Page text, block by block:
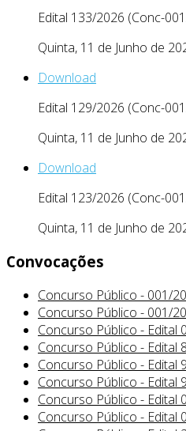
Edital 133/2026 (Conc-
Quinta, 11 de Junho de
Download
Edital 129/2026 (Conc-
Quinta, 11 de Junho de
Download
Edital 123/2026 (Conc-
Quinta, 11 de Junho de
Convocações
Concurso Público - 001/
Concurso Público - 001/
Concurso Público - Edital
Concurso Público - Edital
Concurso Público - Edital
Concurso Público - Edital
Concurso Público - Edital
Concurso Público - Edital